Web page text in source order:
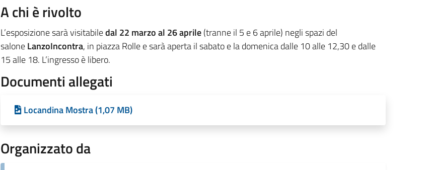
A chi è rivolto
L’esposizione sarà visitabiledal 22 marzo al 26 aprile(tranne il 5 e 6 aprile) negli spazi del
saloneLanzoIncontra, in piazza Rolle e sarà aperta il sabato e la domenica dalle 10 alle 12,30 e dalle
15 alle 18. L’ingresso è libero.
Documenti allegati
Locandina Mostra (1,07 MB)
Organizzato da